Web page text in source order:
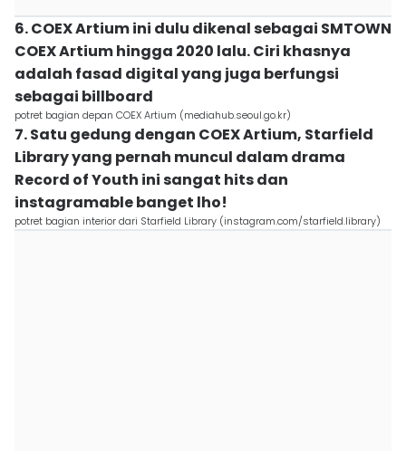
6. COEX Artium ini dulu dikenal sebagai SMTOWN
COEX Artium hingga 2020 lalu. Ciri khasnya
adalah fasad digital yang juga berfungsi
sebagai billboard
potret bagian depan COEX Artium (mediahub.seoul.go.kr)
7. Satu gedung dengan COEX Artium, Starfield
Library yang pernah muncul dalam drama
Record of Youth ini sangat hits dan
instagramable banget lho!
potret bagian interior dari Starfield Library (instagram.com/starfield.library)